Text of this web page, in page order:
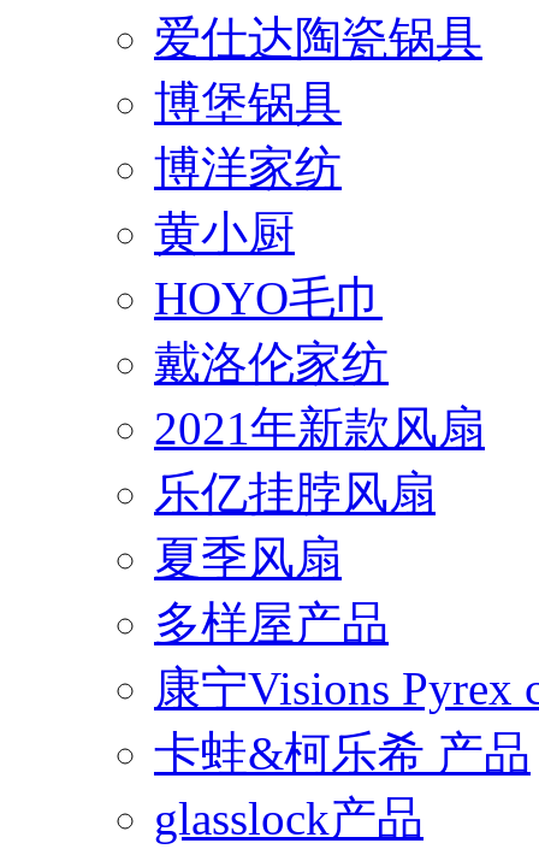
爱仕达陶瓷锅具
博堡锅具
博洋家纺
黄小厨
HOYO毛巾
戴洛伦家纺
2021年新款风扇
乐亿挂脖风扇
夏季风扇
多样屋产品
康宁Visions Pyrex
卡蛙&柯乐希 产品
glasslock产品